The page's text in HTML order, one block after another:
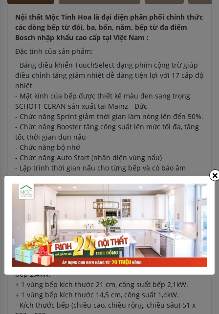
Nội thất Mộc Tinh Hoa là đại diện phân phối chính thức
các dòng bếp từ đôi, ba, bốn, năm, bếp từ đa điểm
Bosch nhập khẩu cao cấp tại Việt Nam :
Đặc tính của sản phẩm:
- Bảng điều khiển TouchSelect dạng phím cộng trừ giúp
điều chỉnh tăng giảm nhiệt dễ dàng tiện lợi với 17 cấp độ
nhiệt
- Mặt kính của bếp được thiết kế màu đen sang trọng
SCHOTT CERAN sản xuất tại Mainz - Đức
- Chức năng Sprint giảm thời gian làm nóng lên đến 50%.
- Chức năng Booster tăng công suất lên mức tối đa, tăng
tốc thời gian đun nấu
- Chức năng bộ nhớ
- Chức năng Auto Start (nhận diện vùng nấu)
- Lập trình thời gian nấu cho từng bếp và có báo âm
thanh
- Hạn chế tổng công suất nấu của cả bếp
- Khóa trẻ em an toàn tự động hoặc bằng tay ngăn ngừa
sự vô tình bật bếp đảm bảo an toàn cho trẻ em
- Có cảnh báo nhiệt dư hai cấp độ (H/h)
Thông số kĩ thuật của sản phẩm:
- Bếp từ 03 vùng nấu dáng vuông:
+ 1 vùng bếp khổng lồ kích thước lên tới 28 cm, công suất
bếp 2,4kW.
+ 1 vùng bếp kích thước 21 cm, công suất bếp 2,1kW.
+ 1 vùng bếp kích thước 14,5 cm, công suất 1,4kW.
- Kích thước bếp (chiều cao, chiều rộng, chiều sâu) 51 x
×